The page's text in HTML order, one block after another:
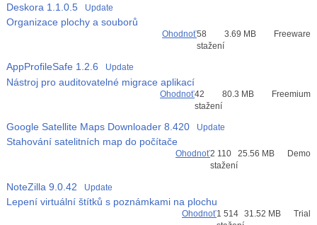
Deskora 1.1.0.5 Update
Organizace plochy a souborů
Ohodnoť58
stažení
3.69 MB Freeware
AppProfileSafe 1.2.6 Update
Nástroj pro auditovatelné migrace aplikací
Ohodnoť42
stažení
80.3 MB Freemium
Google Satellite Maps Downloader 8.420 Update
Stahování satelitních map do počítače
Ohodnoť2 110
stažení
25.56 MB Demo
NoteZilla 9.0.42 Update
Lepení virtuální štítků s poznámkami na plochu
Ohodnoť1 514 31.52 MB Trial